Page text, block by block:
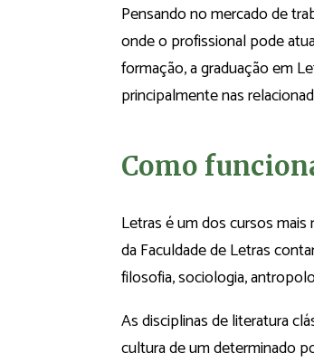
Pensando no mercado de
onde o profissional pode
formação, a graduação em
principalmente nas
Como
Letras é um dos cursos
da Faculdade de Letras
filosofia, sociologia,
As disciplinas de literatura
cultura de um determinado